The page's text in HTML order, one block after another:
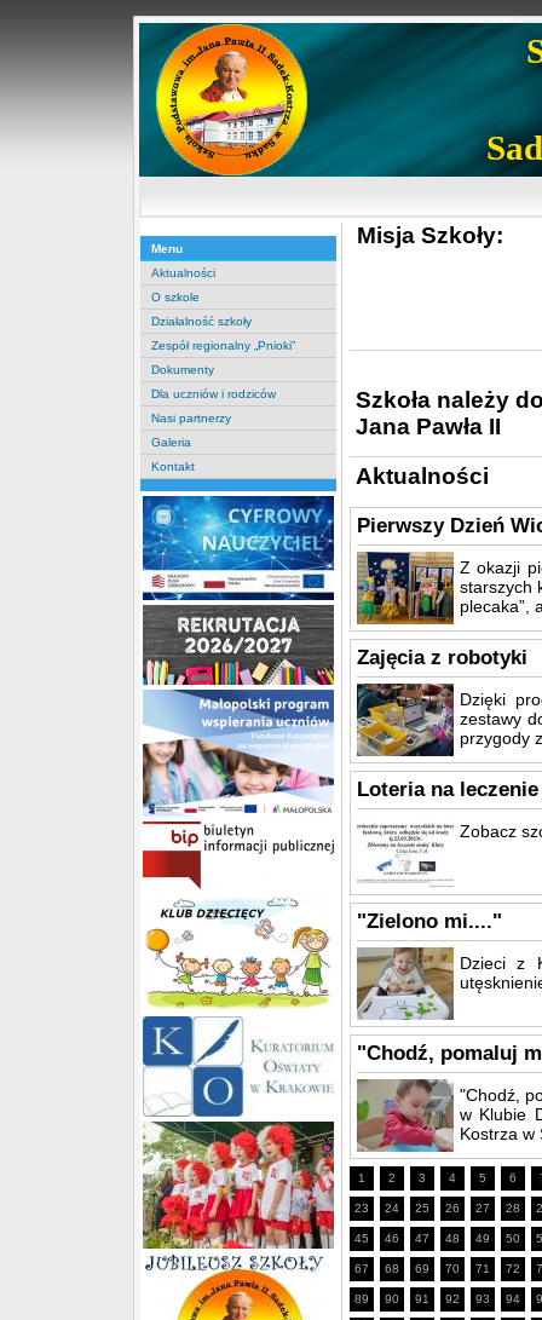
Menu
Aktualności
O szkole
Działalność szkoły
Zespół regionalny „Pnioki”
Dokumenty
Dla uczniów i rodziców
Nasi partnerzy
Galeria
Kontakt
Misja Szkoły:
Szkoła należy
Jana Pawła II
Aktualności
Pierwszy Dzień
Z okazji
starszych
plecaka”,
Zajęcia z robotyki
Dzięki
zestawy
przygody
Loteria na leczenie
Zobacz
"Zielono mi...."
Dzieci z
"Chodź, pomaluj
"Chodź,
w Klubie
Kostrza
1 2 3 4 5 6
23 24 25 26 27 28
45 46 47 48 49 50
67 68 69 70 71 72
89 90 91 92 93 94